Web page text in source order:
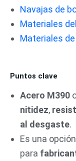
Navajas de
Materiales
Materiales
Puntos clave
Acero M390
nitidez,
al desgaste.
Es una
para